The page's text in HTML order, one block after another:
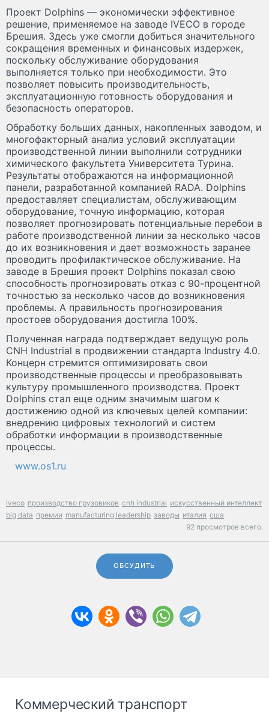
Проект Dolphins — экономически эффективное
решение, применяемое на заводе IVECO в городе
Брешия. Здесь уже смогли добиться значительного
сокращения временных и финансовых издержек,
поскольку обслуживание оборудования
выполняется только при необходимости. Это
позволяет повысить производительность,
эксплуатационную готовность оборудования и
безопасность операторов.
Обработку больших данных, накопленных заводом, и
многофакторный анализ условий эксплуатации
производственной линии выполнили сотрудники
химического факультета Университета Турина.
Результаты отображаются на информационной
панели, разработанной компанией RADA. Dolphins
предоставляет специалистам, обслуживающим
оборудование, точную информацию, которая
позволяет прогнозировать потенциальные перебои в
работе производственной линии за несколько часов
до их возникновения и дает возможность заранее
проводить профилактическое обслуживание. На
заводе в Брешия проект Dolphins показал свою
способность прогнозировать отказ с 90-процентной
точностью за несколько часов до возникновения
проблемы. А правильность прогнозирования
простоев оборудования достигла 100%.
Полученная награда подтверждает ведущую роль
CNH Industrial в продвижении стандарта Industry 4.0.
Концерн стремится оптимизировать свои
производственные процессы и преобразовывать
культуру промышленного производства. Проект
Dolphins стал еще одним значимым шагом к
достижению одной из ключевых целей компании:
внедрению цифровых технологий и систем
обработки информации в производственные
процессы.
www.os1.ru
iveco производство грузовиков cnh industrial искусственный интеллект
big data премии manufacturing leadership заводы италия сша
92 просмотров всего.
ОБСУДИТЬ
Коммерческий транспорт